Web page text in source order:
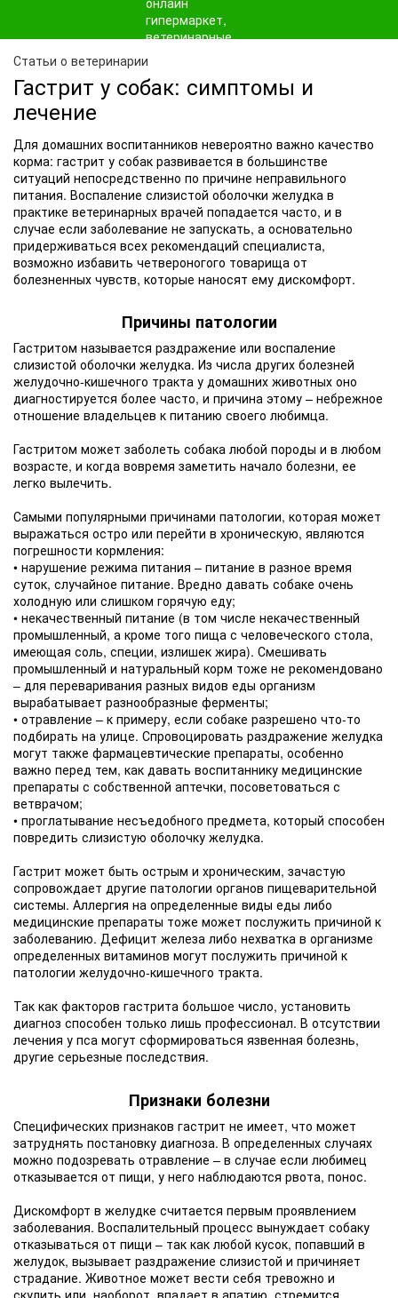
Статьи о ветеринарии
Гастрит у собак: симптомы и
лечение
Для домашних воспитанников невероятно важно качество
корма: гастрит у собак развивается в большинстве
ситуаций непосредственно по причине неправильного
питания. Воспаление слизистой оболочки желудка в
практике ветеринарных врачей попадается часто, и в
случае если заболевание не запускать, а основательно
придерживаться всех рекомендаций специалиста,
возможно избавить четвероногого товарища от
болезненных чувств, которые наносят ему дискомфорт.
Причины патологии
Гастритом называется раздражение или воспаление
слизистой оболочки желудка. Из числа других болезней
желудочно-кишечного тракта у домашних животных оно
диагностируется более часто, и причина этому – небрежное
отношение владельцев к питанию своего любимца.
Гастритом может заболеть собака любой породы и в любом
возрасте, и когда вовремя заметить начало болезни, ее
легко вылечить.
Самыми популярными причинами патологии, которая может
выражаться остро или перейти в хроническую, являются
погрешности кормления:
• нарушение режима питания – питание в разное время
суток, случайное питание. Вредно давать собаке очень
холодную или слишком горячую еду;
• некачественный питание (в том числе некачественный
промышленный, а кроме того пища с человеческого стола,
имеющая соль, специи, излишек жира). Смешивать
промышленный и натуральный корм тоже не рекомендовано
– для переваривания разных видов еды организм
вырабатывает разнообразные ферменты;
• отравление – к примеру, если собаке разрешено что-то
подбирать на улице. Спровоцировать раздражение желудка
могут также фармацевтические препараты, особенно
важно перед тем, как давать воспитаннику медицинские
препараты с собственной аптечки, посоветоваться с
ветврачом;
• проглатывание несъедобного предмета, который способен
повредить слизистую оболочку желудка.
Гастрит может быть острым и хроническим, зачастую
сопровождает другие патологии органов пищеварительной
системы. Аллергия на определенные виды еды либо
медицинские препараты тоже может послужить причиной к
заболеванию. Дефицит железа либо нехватка в организме
определенных витаминов могут послужить причиной к
патологии желудочно-кишечного тракта.
Так как факторов гастрита большое число, установить
диагноз способен только лишь профессионал. В отсутствии
лечения у пса могут сформироваться язвенная болезнь,
другие серьезные последствия.
Признаки болезни
Специфических признаков гастрит не имеет, что может
затруднять постановку диагноза. В определенных случаях
можно подозревать отравление – в случае если любимец
отказывается от пищи, у него наблюдаются рвота, понос.
Дискомфорт в желудке считается первым проявлением
заболевания. Воспалительный процесс вынуждает собаку
отказываться от пищи – так как любой кусок, попавший в
желудок, вызывает раздражение слизистой и причиняет
страдание. Животное может вести себя тревожно и
скулить или, наоборот, впадает в апатию, стремится